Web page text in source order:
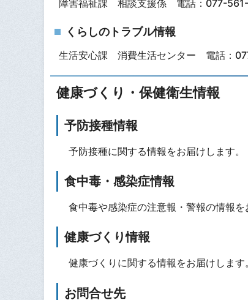
障害福祉課 相談支援係 電話：077-
くらしのトラブル情報
生活安心課 消費生活センター 電話：
健康づくり・保健衛生情報
予防接種情報
予防接種に関する情報をお届けします。
食中毒・感染症情報
食中毒や感染症の注意報・警報の情報を
健康づくり情報
健康づくりに関する情報をお届けします。
お問合せ先